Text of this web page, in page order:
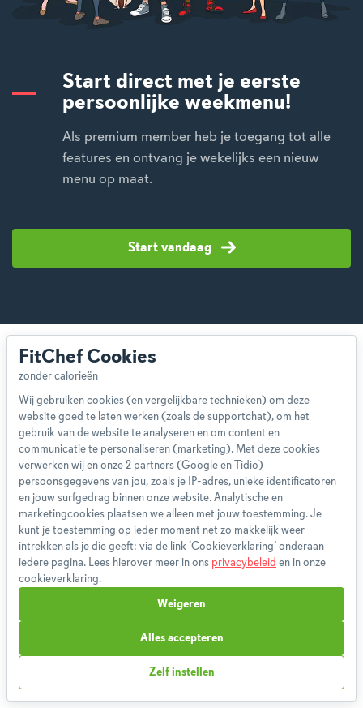
Start direct met je eerste
persoonlijke weekmenu!
Als premium member heb je toegang tot alle
features en ontvang je wekelijks een nieuw
menu op maat.
Start vandaag
Over ons
Team
App
Blog
Disclaimer
Gebruikersvoorwaarden
Methodologie
Privacybeleid
Cookieverklaring
Betaalmethoden
Klachtenprocedure
Partnerprogramma
FitChef Cookies
Wij gebruiken cookies (en vergelijkbare technieken) om deze
website goed te laten werken (zoals de supportchat), om het
gebruik van de website te analyseren en om content en
communicatie te personaliseren (marketing). Met deze cookies
verwerken wij en onze 2 partners (Google en Tidio)
persoonsgegevens van jou, zoals je IP-adres, unieke identificatoren
en jouw surfgedrag binnen onze website. Analytische en
marketingcookies plaatsen we alleen met jouw toestemming. Je
kunt je toestemming op ieder moment net zo makkelijk weer
intrekken als je die geeft: via de link ‘Cookieverklaring’ onderaan
iedere pagina. Lees hierover meer in ons privacybeleid en in onze
cookieverklaring.
Zelf instellen
Weigeren
Alles accepteren